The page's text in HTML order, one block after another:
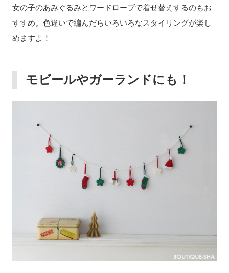
女の子のあみぐるみとワードローブで着せ替えするのもお
すすめ。色違いで編んだらいろいろなスタイリングが楽し
めますよ！
モビールやガーランドにも！